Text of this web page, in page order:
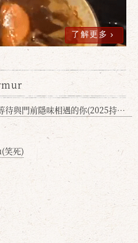
了解更多
門前隱味相遇的你(2025持續更新
笑死)
取消